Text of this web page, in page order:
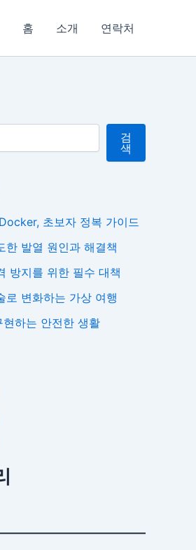
홈 소개 연락처
검
색
초보자 정복 가이드
한 발열 원인과 해결책
방지를 위한 필수 대책
로 변화하는 가상 여행
현하는 안전한 생활